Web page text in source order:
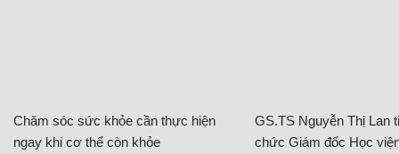
Chăm sóc sức khỏe cần thực hiện
ngay khi cơ thể còn khỏe
GS.TS Nguyễn Thị Lan
chức Giám đốc Học